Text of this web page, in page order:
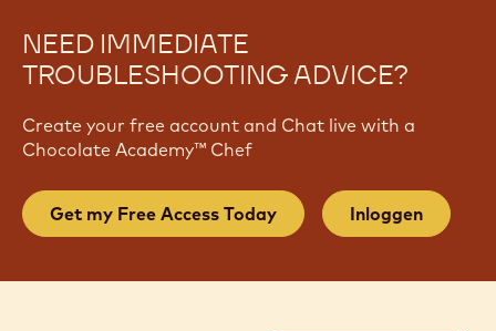
NEED IMMEDIATE
TROUBLESHOOTING ADVICE?
Create your free account and Chat live with a
Chocolate Academy™ Chef
Get my Free Access Today Inloggen